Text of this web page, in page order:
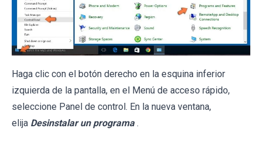
Haga clic con el botón derecho en la esquina inferior
izquierda de la pantalla, en el Menú de acceso rápido,
seleccione Panel de control. En la nueva ventana,
elija Desinstalar un programa .